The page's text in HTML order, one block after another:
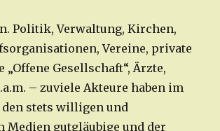
Politik, Verwaltung, Kirchen,
Vereine, private
„Offene Gesellschaft“, Ärzte,
– zuviele Akteure haben im
den stets willigen und
gutgläubige und der